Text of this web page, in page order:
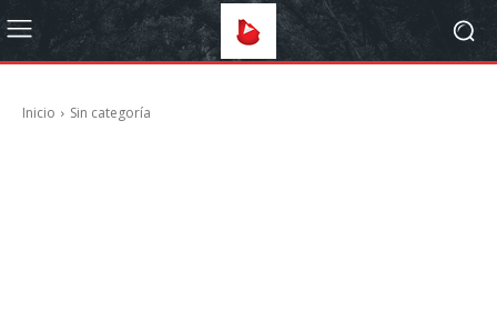
Inicio Sin categoría